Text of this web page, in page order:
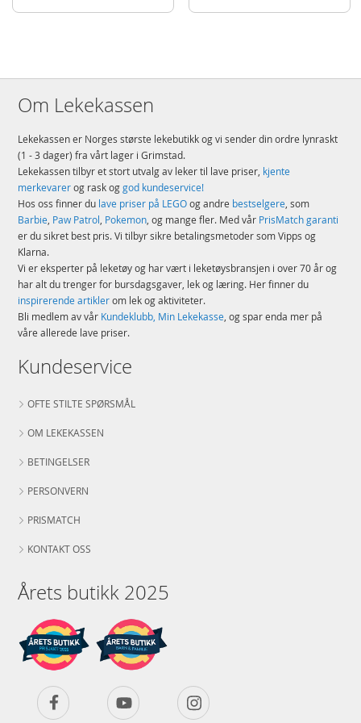
Alder: fra 6 år
Produktdetaljer
Modell 60426
EAN 5702017586014
Merke LEGO
Om Lekekassen
Lekekassen er Norges største lekebutikk og vi sender din ordre lynraskt
(1 - 3 dager) fra vårt lager i Grimstad.
Lekekassen tilbyr et stort utvalg av leker til lave priser, kjente
merkevarerog rask oggod kundeservice!
Hos oss finner du lave priser på LEGOog andre bestselgere, som
Barbie, Paw Patrol, Pokemon, og mange fler. Med vår PrisMatch garanti
er du sikret best pris. Vi tilbyr sikre betalingsmetoder som Vipps og
Klarna.
Vi er eksperter på leketøy og har vært i leketøysbransjen i over 70 år og
har alt du trenger for bursdagsgaver, lek og læring. Her finner du
inspirerende artiklerom lek og aktiviteter.
Bli medlem av vår Kundeklubb, Min Lekekasse, og spar enda mer på
våre allerede lave priser.
Kundeservice
OFTE STILTE SPØRSMÅL
OM LEKEKASSEN
BETINGELSER
PERSONVERN
PRISMATCH
KONTAKT OSS
Årets butikk 2025